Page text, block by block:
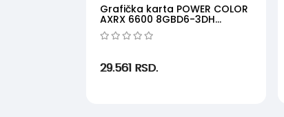
Grafička karta POWER COLOR
AXRX 6600 8GBD6-3DH
AMD8GBGDDR6128bitcr...
29.561 RSD.